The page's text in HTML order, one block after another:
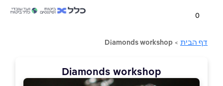
0
דף הבית >
Diamonds workshop
Diamonds workshop